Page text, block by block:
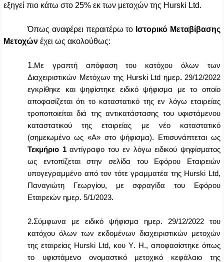
εξηγεί πιο κάτω στο 25% εκ των μετοχών της Hurski Ltd.
Όπως αναφέρει περαιτέρω το Ιστορικό Μεταβίβασης
Μετοχών έχει ως ακολούθως:
1.Με γραπτή απόφαση του κατόχου όλων των
Διαχειριστικών Μετόχων της Hurski Ltd ημερ. 29/12/2022
εγκρίθηκε και ψηφίστηκε ειδικό ψήφισμα με το οποίο
αποφασίζεται ότι το καταστατικό της εν λόγω εταιρείας
τροποποιείται διά της αντικατάστασης του υφιστάμενου
καταστατικού της εταιρείας με νέο καταστατικό
(σημειωμένο ως «Α» στο ψήφισμα). Επισυνάπτεται ως
Τεκμήριο 1αντίγραφο του εν λόγω ειδικού ψηφίσματος
ως εντοπίζεται στην σελίδα του Εφόρου Εταιρειών
υπογεγραμμένο από τον τότε γραμματέα της Hurski Ltd,
Παναγιώτη Γεωργίου, με σφραγίδα του Εφόρου
Εταιρειών ημερ. 5/1/2023.
2.Σύμφωνα με ειδικό ψήφισμα ημερ. 29/12/2022 του
κατόχου όλων των εκδομένων διαχειριστικών μετοχών
της εταιρείας Hurski Ltd, κου Y. H., αποφασίστηκε όπως
το υφιστάμενο ονομαστικό μετοχικό κεφάλαιο της